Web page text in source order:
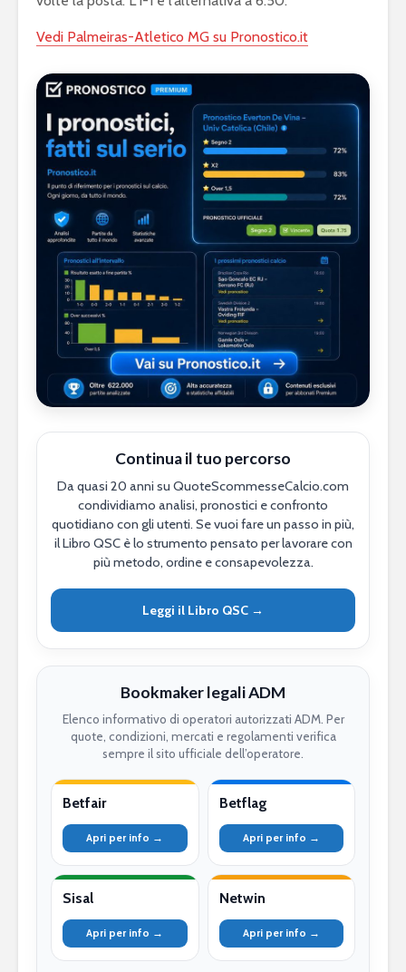
Vedi Palmeiras-Atletico MG su Pronostico.it
Continua il tuo percorso
Da quasi 20 anni su QuoteScommesseCalcio.com
condividiamo analisi, pronostici e confronto
quotidiano con gli utenti. Se vuoi fare un passo in più,
il Libro QSC è lo strumento pensato per lavorare con
più metodo, ordine e consapevolezza.
Leggi il Libro QSC →
Bookmaker legali ADM
Elenco informativo di operatori autorizzati ADM. Per
quote, condizioni, mercati e regolamenti verifica
sempre il sito ufficiale dell’operatore.
Betfair
Apri per info →
Betflag
Apri per info →
Sisal
Apri per info →
Netwin
Apri per info →